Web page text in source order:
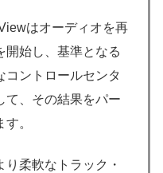
はオーディオを再
開始し、基準となる
コントロールセンタ
て、その結果をパー
。
柔軟なトラック・